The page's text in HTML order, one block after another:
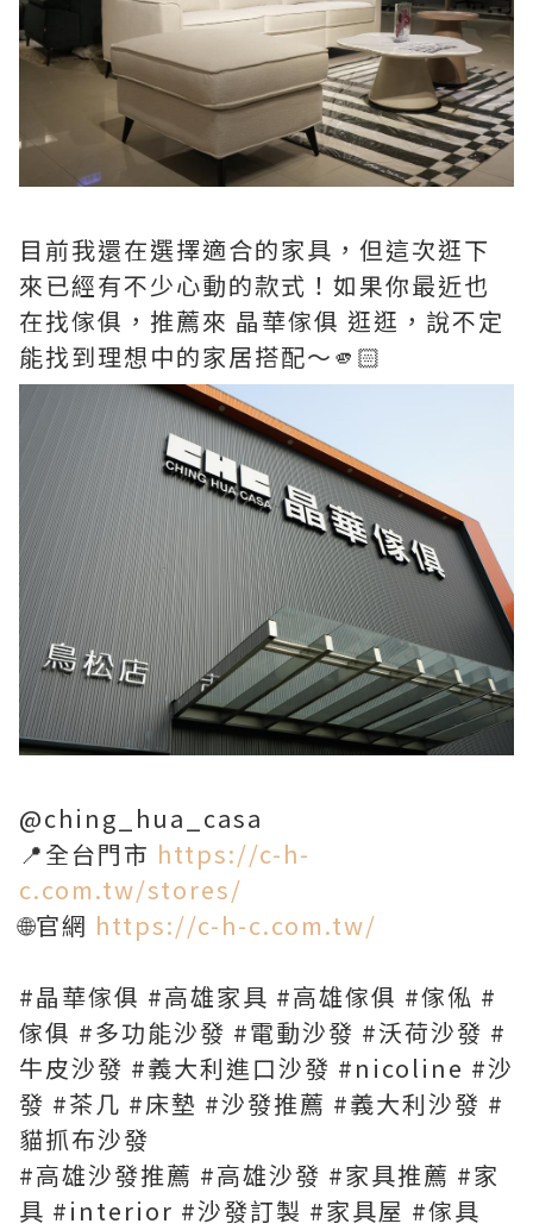
目前我還在選擇適合的家具，但這次逛下
來已經有不少心動的款式！如果你最近也
在找傢俱，推薦來 晶華傢俱 逛逛，說不定
能找到理想中的家居搭配～🫵🏻
@ching_hua_casa
📍全台門市 https://c-h-
c.com.tw/stores/
🌐官網 https://c-h-c.com.tw/
#晶華傢俱 #高雄家具 #高雄傢俱 #傢俬 #
傢俱 #多功能沙發 #電動沙發 #沃荷沙發 #
牛皮沙發 #義大利進口沙發 #nicoline #沙
發 #茶几 #床墊 #沙發推薦 #義大利沙發 #
貓抓布沙發
#高雄沙發推薦 #高雄沙發 #家具推薦 #家
具 #interior #沙發訂製 #家具屋 #傢具